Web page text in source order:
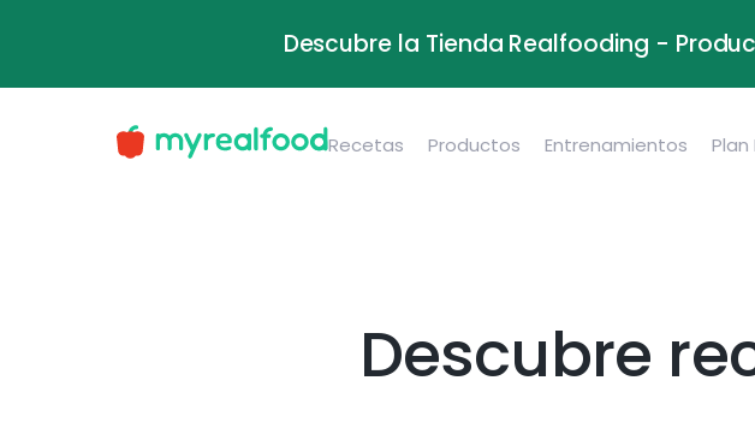
Descubre la Tienda Realfooding -
Recetas Productos Entrenamientos Plan
Descubre